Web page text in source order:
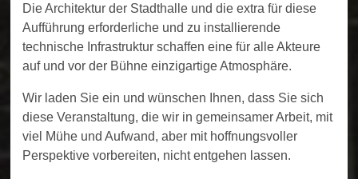
Die Architektur der Stadthalle und die extra für diese
Aufführung erforderliche und zu installierende
technische Infrastruktur schaffen eine für alle Akteure
auf und vor der Bühne einzigartige Atmosphäre.
Wir laden Sie ein und wünschen Ihnen, dass Sie sich
diese Veranstaltung, die wir in gemeinsamer Arbeit, mit
viel Mühe und Aufwand, aber mit hoffnungsvoller
Perspektive vorbereiten, nicht entgehen lassen.